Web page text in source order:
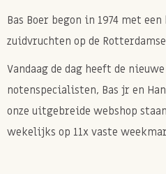
Bas Boer begon in 1974 met
zuidvruchten op de
Vandaag de dag heeft de
notenspecialisten, Bas jr en
onze uitgebreide webshop
wekelijks op 11x vaste